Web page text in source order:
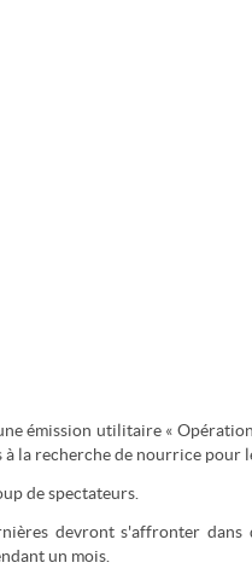
émission utilitaire «
la recherche de nourrice pour
de spectateurs.
devront s'affronter dans
un mois.